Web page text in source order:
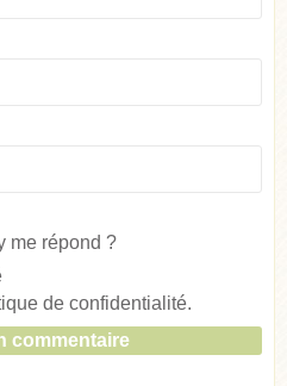
me répond ?
de confidentialité.